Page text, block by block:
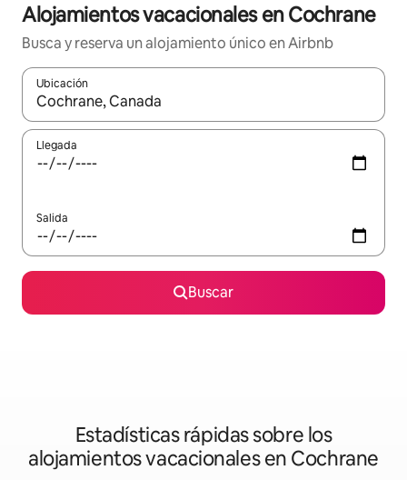
Alojamientos vacacionales en Cochrane
Busca y reserva un alojamiento único en Airbnb
Ubicación
Cuando los resultados estén disponibles, podrás navegar
Llegada
Salida
Buscar
Estadísticas rápidas sobre los
alojamientos vacacionales en Cochrane